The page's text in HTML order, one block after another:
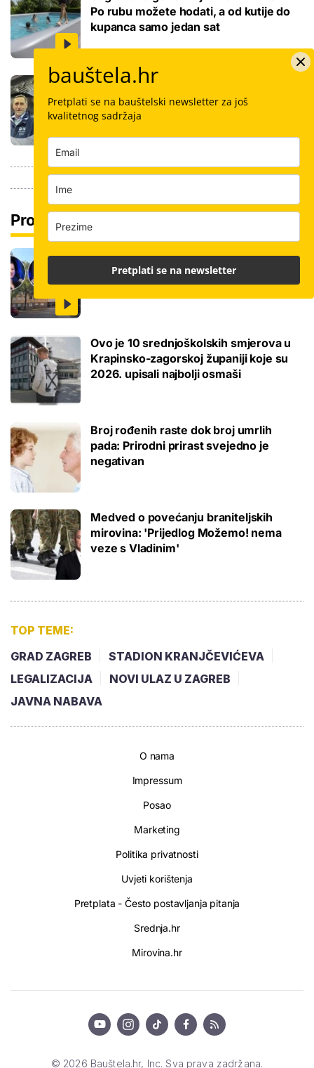
Po rubu možete hodati, a od kutije do
kupanca samo jedan sat
Koliko košta keramičar za kvadrat
pločica: Cijenu određuju površina,
dimenzije keramike, ali i lokacija
Pročitaj još
Ovo je 5 mana života u studentskom
domu na koje se svaki brucoš mora
naviknuti
Ovo je 10 srednjoškolskih smjerova u
Krapinsko-zagorskoj županiji koje su
2026. upisali najbolji osmaši
Broj rođenih raste dok broj umrlih
pada: Prirodni prirast svejedno je
negativan
Medved o povećanju braniteljskih
mirovina: 'Prijedlog Možemo! nema
veze s Vladinim'
TOP TEME:
GRAD ZAGREB
STADION KRANJČEVIĆEVA
LEGALIZACIJA
NOVI ULAZ U ZAGREB
JAVNA NABAVA
O nama
Impressum
Posao
Marketing
Politika privatnosti
Uvjeti korištenja
Pretplata - Često postavljanja pitanja
Srednja.hr
Mirovina.hr
© 2026 Bauštela.hr, Inc. Sva prava zadržana.
bauštela.hr
Pretplati se na bauštelski newsletter za još
kvalitetnog sadržaja
Pretplati se na newsletter